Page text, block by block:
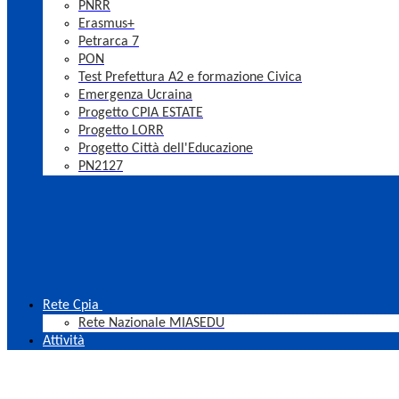
PNRR
Erasmus+
Petrarca 7
PON
Test Prefettura A2 e formazione Civica
Emergenza Ucraina
Progetto CPIA ESTATE
Progetto LORR
Progetto Città dell'Educazione
PN2127
Rete Cpia
Rete Nazionale MIASEDU
Attività